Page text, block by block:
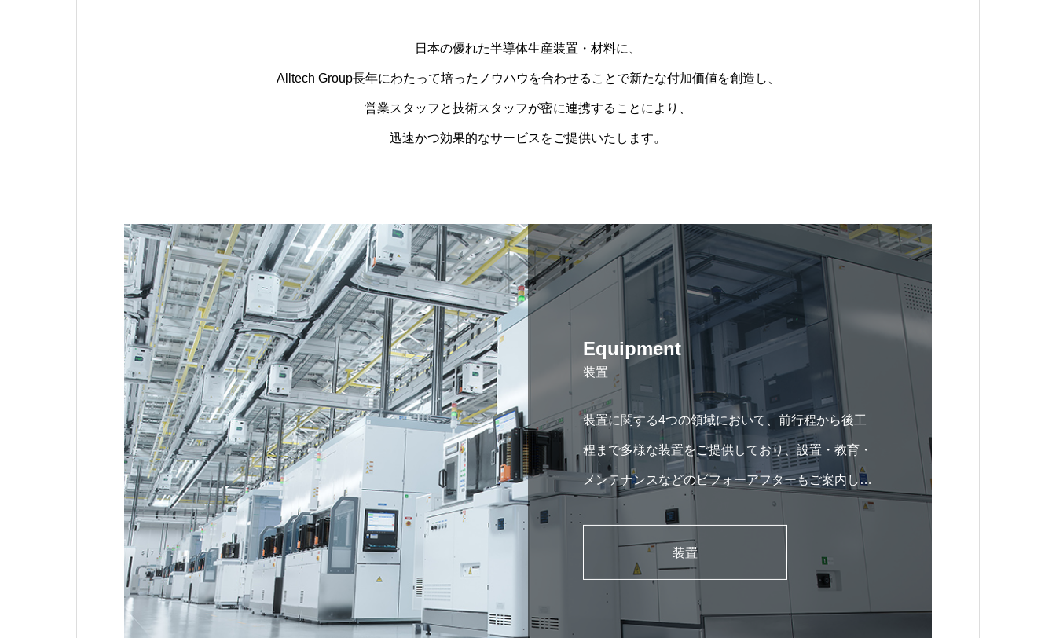
日本の優れた半導体生産装置・材料に、
Alltech Group長年にわたって培ったノウハウを合わせることで新たな付加価値を創造し、
営業スタッフと技術スタッフが密に連携することにより、
迅速かつ効果的なサービスをご提供いたします。
Equipment
装置
装置に関する4つの領域において、前行程から後工
程まで多様な装置をご提供しており、設置・教育・
メンテナンスなどのビフォーアフターもご案内して
います。
装置